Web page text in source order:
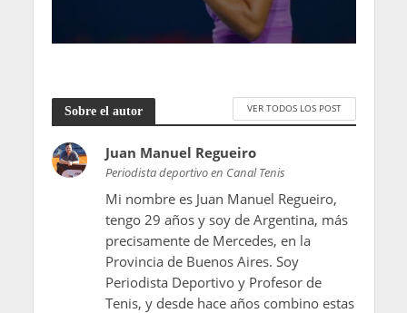
Sobre el autor VER TODOS LOS POST
Juan Manuel Regueiro
Periodista deportivo en Canal Tenis
Mi nombre es Juan Manuel Regueiro,
tengo 29 años y soy de Argentina, más
precisamente de Mercedes, en la
Provincia de Buenos Aires. Soy
Periodista Deportivo y Profesor de
Tenis, y desde hace años combino estas